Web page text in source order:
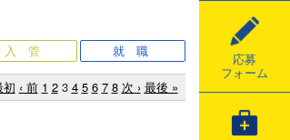
応募
フォーム
入管 就職
初 ‹ 前 1 2 3 4 5 6 7 8 次 › 最後 »